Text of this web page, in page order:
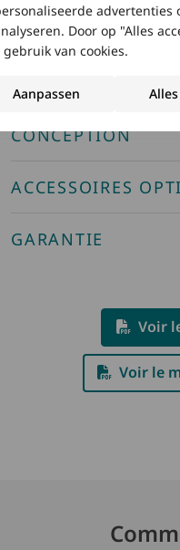
advertenties
Door op "Alles
gebruik van cookies.
Aanpassen
EFFICACITÉ
COMMANDES
CONCEPTION
ACCESSOIRES
GARANTIE
Voir
Voir le